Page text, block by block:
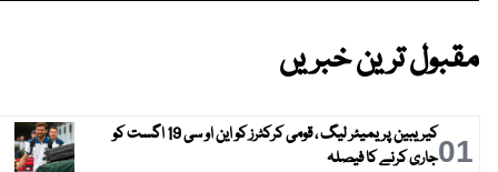
مقبول ترین خبریں
01
کیریبین پریمیئر لیگ ، قومی کرکٹرز کو این او سی 19 اگست کو
جاری کرنے کا فیصلہ